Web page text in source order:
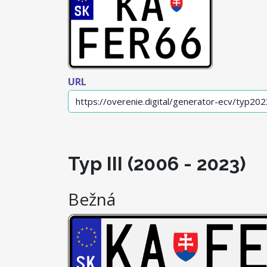
URL
Typ III (2006 - 2023)
Bežná